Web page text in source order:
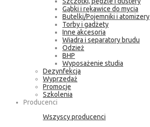
Gąbki i rękawice do mycia
Butelki/Pojemniki i atomizery
Torby i gadżety
Inne akcesoria
Wiadra i separatory brudu
Odzież
BHP
Wyposażenie studia
Dezynfekcja
Wyprzedaż
Promocje
Szkolenia
Producenci
Wszyscy producenci